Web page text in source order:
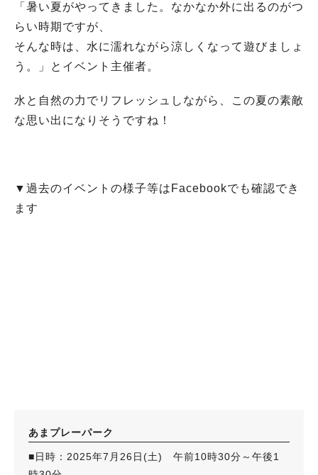
「暑い夏がやってきました。なかなか外に出るのがつ
らい時期ですが、
そんな時は、水に濡れながら涼しくなって遊びましょ
う。」とイベント主催者。
水と自然の力でリフレッシュしながら、この夏の素敵
な思い出になりそうですね！
▼過去のイベントの様子等はFacebookでも確認でき
ます
あまプレーパーク
■日時：2025年7月26日(土) 午前10時30分～午後1